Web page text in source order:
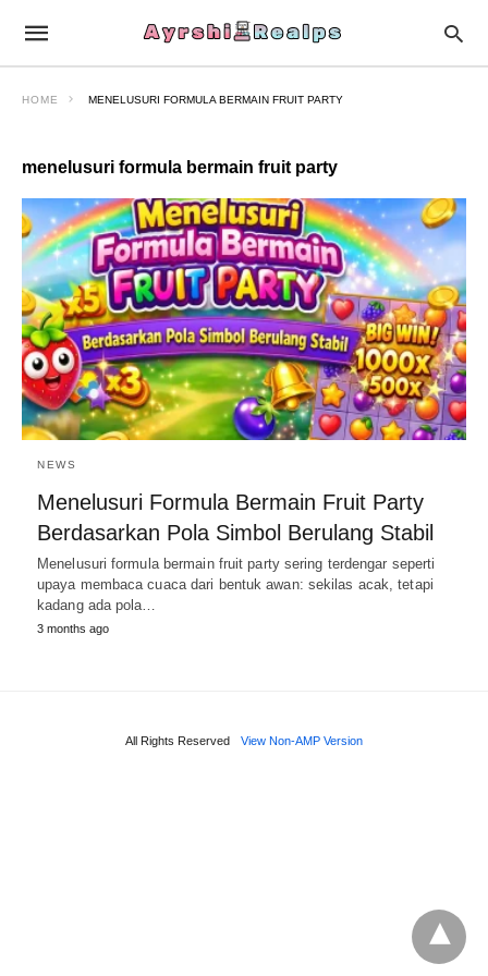
HOME MENELUSURI FORMULA BERMAIN FRUIT PARTY
menelusuri formula bermain fruit party
NEWS
Menelusuri Formula Bermain Fruit Party
Berdasarkan Pola Simbol Berulang Stabil
Menelusuri formula bermain fruit party sering terdengar seperti
upaya membaca cuaca dari bentuk awan: sekilas acak, tetapi
kadang ada pola…
3 months ago
All Rights Reserved View Non-AMP Version